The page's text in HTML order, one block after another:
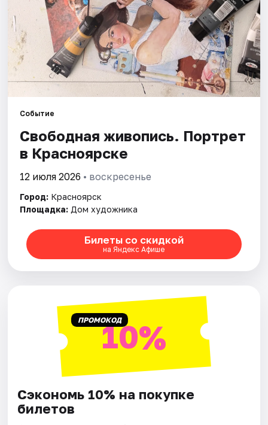
Рейтинги
Событие
Свободная живопись. Портрет
в Красноярске
12 июля 2026 • воскресенье
Город: Красноярск
Площадка: Дом художника
Билеты со скидкой
на Яндекс Афише
ПРОМОКОД10%
Сэкономь 10% на покупке
билетов